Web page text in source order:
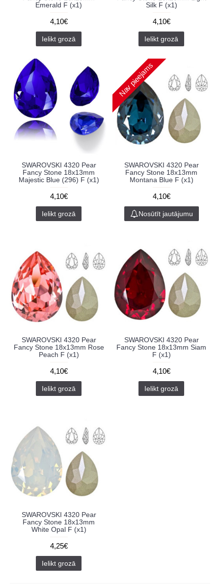
Emerald F (x1)
4,10€
Ielikt grozā
Silk F (x1)
4,10€
Ielikt grozā
SWAROVSKI 4320 Pear
Fancy Stone 18x13mm
Majestic Blue (296) F (x1)
4,10€
Ielikt grozā
Nav pieejams
SWAROVSKI 4320 Pear
Fancy Stone 18x13mm
Montana Blue F (x1)
4,10€
Nosūtīt jautājumu
SWAROVSKI 4320 Pear
Fancy Stone 18x13mm Rose
Peach F (x1)
4,10€
Ielikt grozā
SWAROVSKI 4320 Pear
Fancy Stone 18x13mm Siam
F (x1)
4,10€
Ielikt grozā
SWAROVSKI 4320 Pear
Fancy Stone 18x13mm
White Opal F (x1)
4,25€
Ielikt grozā